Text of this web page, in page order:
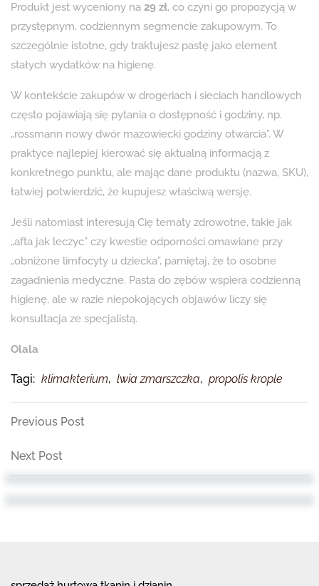
Produkt jest wyceniony na 29 zł, co czyni go propozycją w
przystępnym, codziennym segmencie zakupowym. To
szczególnie istotne, gdy traktujesz pastę jako element
stałych wydatków na higienę.
W kontekście zakupów w drogeriach i sieciach handlowych
często pojawiają się pytania o dostępność i godziny, np.
„rossmann nowy dwór mazowiecki godziny otwarcia”. W
praktyce najlepiej kierować się aktualną informacją z
konkretnego punktu, ale mając dane produktu (nazwa, SKU),
łatwiej potwierdzić, że kupujesz właściwą wersję.
Jeśli natomiast interesują Cię tematy zdrowotne, takie jak
„afta jak leczyc” czy kwestie odporności omawiane przy
„obniżone limfocyty u dziecka”, pamiętaj, że to osobne
zagadnienia medyczne. Pasta do zębów wspiera codzienną
higienę, ale w razie niepokojących objawów liczy się
konsultacja ze specjalistą.
Olala
Tagi: klimakterium, lwia zmarszczka, propolis krople
Nawigacja
wpisu
Previous
Previous Post
Next
Post
Next Post